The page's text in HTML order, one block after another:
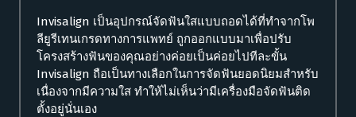
Invisalign เป็นอุปกรณ์จัดฟันใสแบบถอดได้ที่ทำจากโพ
ลียูรีเทนเกรดทางการแพทย์ ถูกออกแบบมาเพื่อปรับ
โครงสร้างฟันของคุณอย่างค่อยเป็นค่อยไปทีละขั้น
Invisalign ถือเป็นทางเลือกในการจัดฟันยอดนิยมสำหรับ
เนื่องจากมีความใส ทำให้ไม่เห็นว่ามีเครื่องมือจัดฟันติด
ตั้งอยู่นั่นเอง